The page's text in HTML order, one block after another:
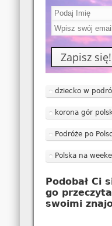
dziecko w
korona gór
Podróże po
Polska na
Podobał Ci
go
swoimi